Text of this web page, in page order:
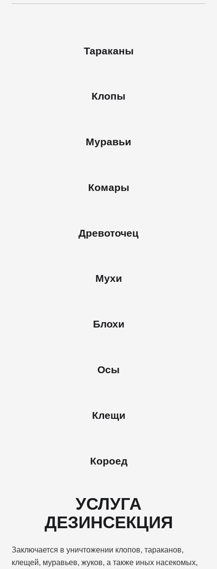
Тараканы
Клопы
Муравьи
Комары
Древоточец
Мухи
Блохи
Осы
Клещи
Короед
УСЛУГА
ДЕЗИНСЕКЦИЯ
Заключается в уничтожении клопов, тараканов,
клещей, муравьев, жуков, а также иных насекомых,